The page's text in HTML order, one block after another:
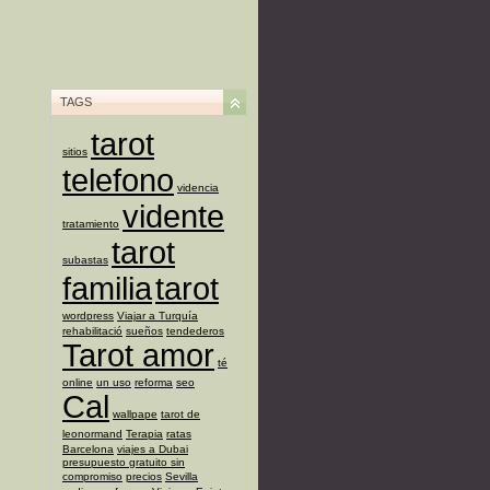
TAGS
sitios tarot
telefono videncia
tratamiento vidente
subastas tarot
familiatarot
wordpress Viajar a Turquía
rehabilitació sueños tendederos
Tarot amor té
online un uso reforma seo
Cal wallpape tarot de
leonormand Terapia ratas
Barcelona viajes a Dubai
presupuesto gratuito sin
compromiso precios Sevilla